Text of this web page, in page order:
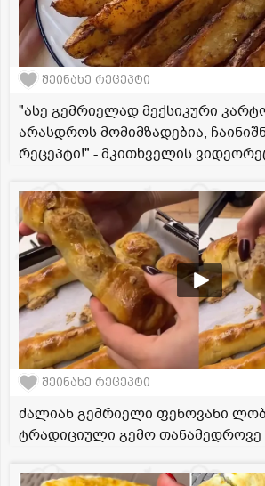
შეინახე რეცეპტი
"ასე გემრიელად მექსიკური
არასდროს მომიმზადებია,
რეცეპტი!" - მკითხველის
შეინახე რეცეპტი
ძალიან გემრიელი ფენოვანი
ტრადიციული გემო